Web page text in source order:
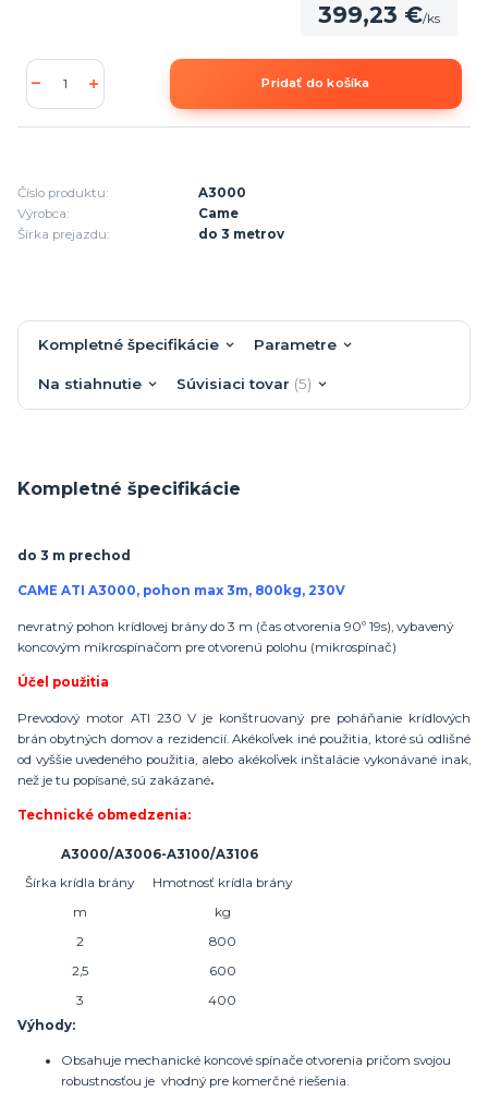
399,23 €/ks
Pridať do košíka
Číslo produktu:
A3000
Výrobca:
Came
Šírka prejazdu:
do 3 metrov
Kompletné špecifikácie Parametre
Na stiahnutie Súvisiaci tovar 5
Kompletné špecifikácie
do 3 m prechod
CAME ATI A3000, pohon max 3m, 800kg, 230V
nevratný pohon krídlovej brány do 3 m (čas otvorenia 90º 19s), vybavený
koncovým mikrospínačom pre otvorenú polohu (mikrospínač)
Účel použitia
Prevodový motor ATI 230 V je konštruovaný pre poháňanie krídlových
brán obytných domov a rezidencií. Akékoľvek iné použitia, ktoré sú odlišné
od vyššie uvedeného použitia, alebo akékoľvek inštalácie vykonávané inak,
než je tu popísané, sú zakázané.
Technické obmedzenia:
A3000/A3006-A3100/A3106
Šírka krídla brány
Hmotnosť krídla brány
m
kg
2
800
2,5
600
3
400
Výhody:
Obsahuje mechanické koncové spínače otvorenia pričom svojou
robustnosťou je vhodný pre komerčné riešenia.